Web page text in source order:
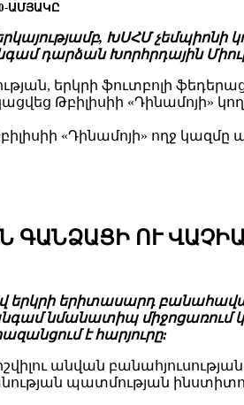
ԱՄՅԱԿԸ
ԽՍՀՄ չեմպիոնի
դարձան Խորհրդային
երկրի ֆուտբոլի
Թբիլիսիի «Դինամոյի»
«Դինամոյի» ողջ կազմը
ԳԱՆՁԱՑԻ ՈՒ
երկրի երիտասարդ
նմանատիպ միջոցառում
է հարյուրը:
անվան բանահյուսության
պատմության